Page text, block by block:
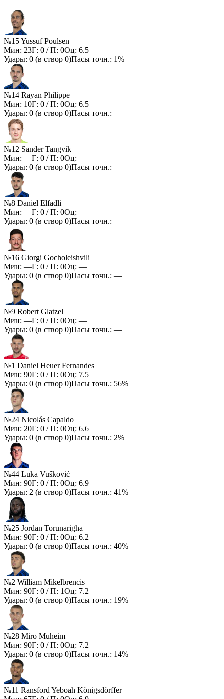
№15 Yussuf Poulsen
Мин: 23Г: 0 / П: 0Оц: 6.5
Удары: 0 (в створ 0)Пасы точн.: 1%
№14 Rayan Philippe
Мин: 10Г: 0 / П: 0Оц: 6.5
Удары: 0 (в створ 0)Пасы точн.: —
№12 Sander Tangvik
Мин: —Г: 0 / П: 0Оц: —
Удары: 0 (в створ 0)Пасы точн.: —
№8 Daniel Elfadli
Мин: —Г: 0 / П: 0Оц: —
Удары: 0 (в створ 0)Пасы точн.: —
№16 Giorgi Gocholeishvili
Мин: —Г: 0 / П: 0Оц: —
Удары: 0 (в створ 0)Пасы точн.: —
№9 Robert Glatzel
Мин: —Г: 0 / П: 0Оц: —
Удары: 0 (в створ 0)Пасы точн.: —
№1 Daniel Heuer Fernandes
Мин: 90Г: 0 / П: 0Оц: 7.5
Удары: 0 (в створ 0)Пасы точн.: 56%
№24 Nicolás Capaldo
Мин: 20Г: 0 / П: 0Оц: 6.6
Удары: 0 (в створ 0)Пасы точн.: 2%
№44 Luka Vušković
Мин: 90Г: 0 / П: 0Оц: 6.9
Удары: 2 (в створ 0)Пасы точн.: 41%
№25 Jordan Torunarigha
Мин: 90Г: 0 / П: 0Оц: 6.2
Удары: 0 (в створ 0)Пасы точн.: 40%
№2 William Mikelbrencis
Мин: 90Г: 0 / П: 1Оц: 7.2
Удары: 0 (в створ 0)Пасы точн.: 19%
№28 Miro Muheim
Мин: 90Г: 0 / П: 0Оц: 7.2
Удары: 0 (в створ 0)Пасы точн.: 14%
№11 Ransford Yeboah Königsdörffer